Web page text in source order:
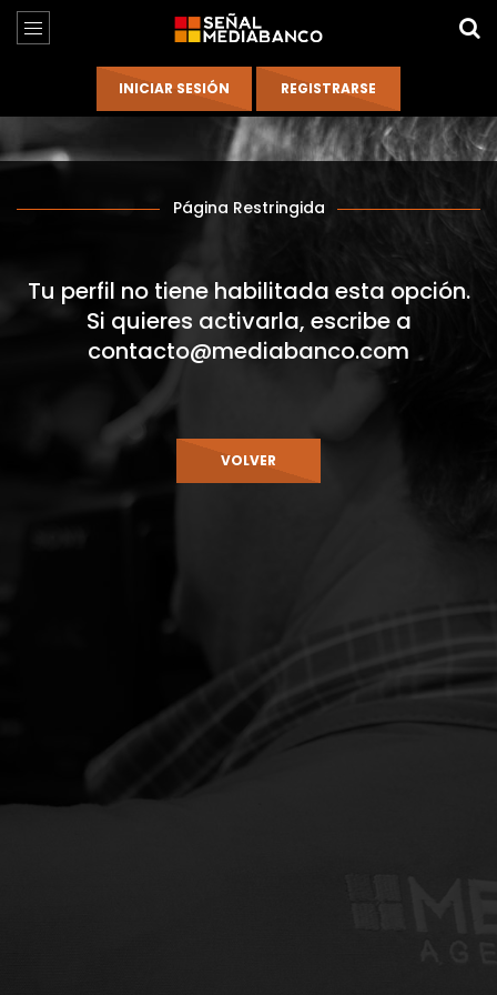
Página Restringida
Tu perfil no tiene habilitada esta opción.
Si quieres activarla, escribe a
contacto@mediabanco.com